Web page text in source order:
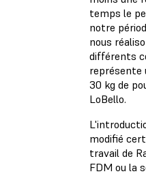
temps le
notre
nous
différents
représente
30 kg de
LoBello.
modifié
travail de
FDM ou la